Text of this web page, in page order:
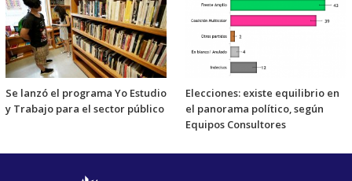
Se lanzó el programa Yo Estudio
y Trabajo para el sector público
Elecciones: existe equilibrio en
el panorama político, según
Equipos Consultores